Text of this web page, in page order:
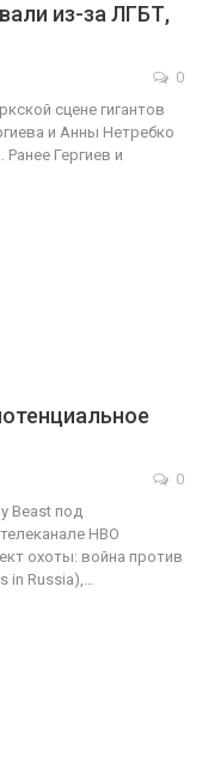
из-за ЛГБТ,
0
сцене гигантов
и Анны Нетребко
Гергиев и
0
Beast под
НВО
охоты: война против
in Russia),…